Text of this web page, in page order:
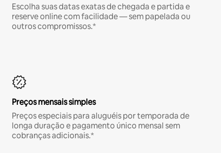
Escolha suas datas exatas de chegada e partida e
reserve online com facilidade — sem papelada ou
outros compromissos.*
Preços mensais simples
Preços especiais para aluguéis por temporada de
longa duração e pagamento único mensal sem
cobranças adicionais.*